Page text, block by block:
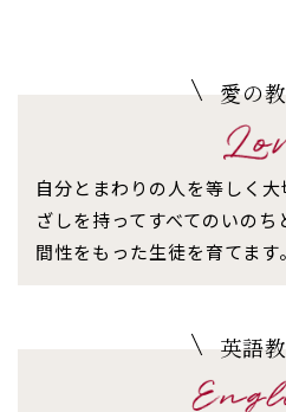
愛の
自分とまわりの人を等しく
ざしを持ってすべてのいの
間性をもった生徒を育てます。
英語